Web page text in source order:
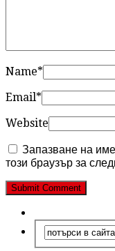
Name*
Email*
Website
Запазване на
този браузър за